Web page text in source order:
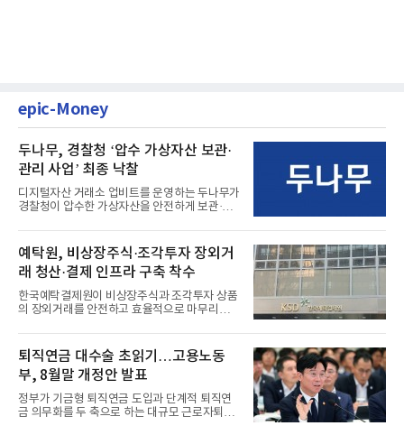
epic-Money
두나무, 경찰청 ‘압수 가상자산 보관·
관리 사업’ 최종 낙찰
디지털자산 거래소 업비트를 운영하는 두나무가
경찰청이 압수한 가상자산을 안전하게 보관·관
예탁원, 비상장주식·조각투자 장외거
래 청산·결제 인프라 구축 착수
한국예탁결제원이 비상장주식과 조각투자 상품
의 장외거래를 안전하고 효율적으로 마무리하기
퇴직연금 대수술 초읽기…고용노동
부, 8월말 개정안 발표
정부가 기금형 퇴직연금 도입과 단계적 퇴직연
금 의무화를 두 축으로 하는 대규모 근로자퇴직